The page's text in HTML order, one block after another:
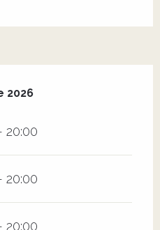
2026
2026
20:00
20:00
20:00